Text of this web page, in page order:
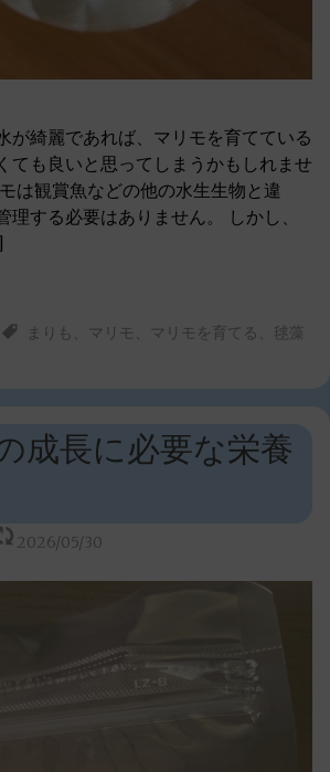
が綺麗であれば、マリモを育てている
ても良いと思ってしまうかもしれませ
は観賞魚などの他の水生生物と違
理する必要はありません。 しかし、
まりも マリモ マリモを育てる
毬藻
成長に必要な栄養
2026/05/30